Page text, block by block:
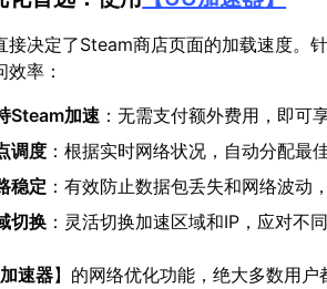
接决定了Steam商店页面的加载速度。
率：
Steam加速 ：无需支付额外费用，即可
调度 ：根据实时网络状况，自动分配最
稳定 ：有效防止数据包丢失和网络波动
切换 ：灵活切换加速区域和IP，应对不
速器】的网络优化功能，绝大多数用